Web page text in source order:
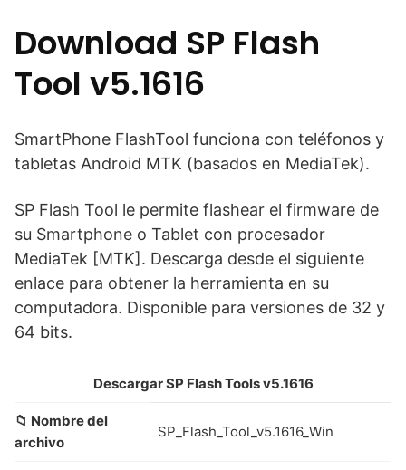
Download SP Flash
Tool v5.1616
SmartPhone FlashTool funciona con teléfonos y
tabletas Android MTK (basados en MediaTek).
SP Flash Tool le permite flashear el firmware de
su Smartphone o Tablet con procesador
MediaTek [MTK]. Descarga desde el siguiente
enlace para obtener la herramienta en su
computadora. Disponible para versiones de 32 y
64 bits.
Descargar SP Flash Tools v5.1616
📁 Nombre del
archivo
SP_Flash_Tool_v5.1616_Win